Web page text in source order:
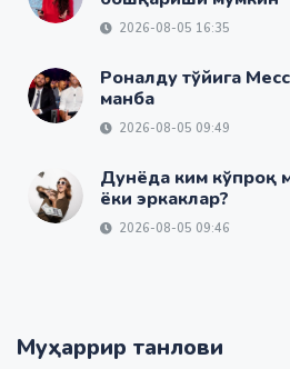
2026-08-05 16:35
Роналду тўйига
манба
2026-08-05 09:49
Дунёда ким кўпроқ
ёки эркаклар?
2026-08-05 09:46
Муҳаррир танлови